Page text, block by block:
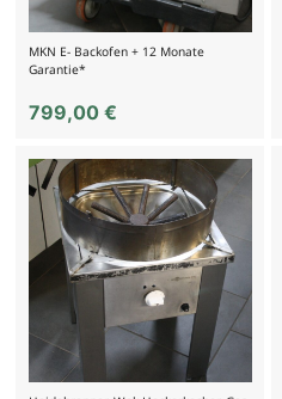
MKN E- Backofen + 12 Monate
Garantie*
799,00 €